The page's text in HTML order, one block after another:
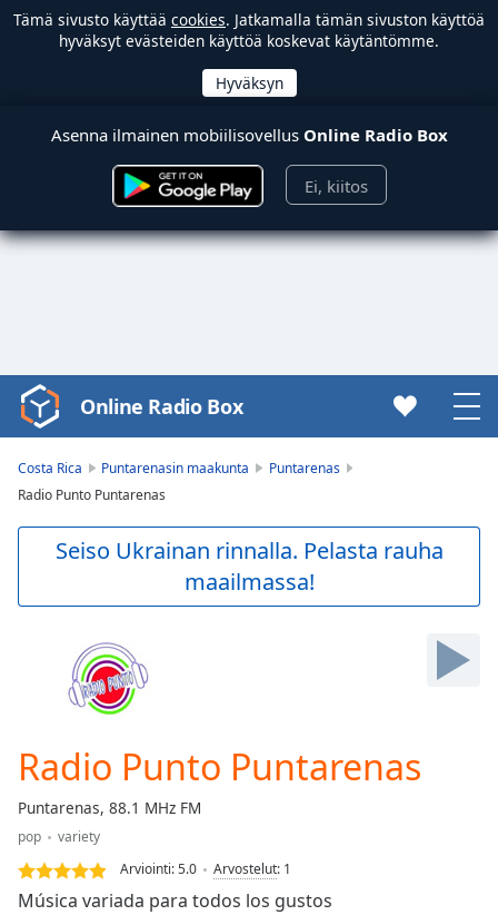
Tämä sivusto käyttää cookies. Jatkamalla tämän sivuston käyttöä
hyväksyt evästeiden käyttöä koskevat käytäntömme.
Asenna ilmainen mobiilisovellus Online Radio Box
Ei, kiitos
Video
Player
loading.
Video
Backward
Duration -:-
0.00%
Stream
TypeLIVE
Seek to
live,
Online Radio Box
Costa Rica Puntarenasin maakunta
Puntarenas
Radio Punto Puntarenas
Seiso Ukrainan rinnalla. Pelasta rauha
maailmassa!
Radio Punto Puntarenas
Puntarenas, 88.1 MHz FM
pop
variety
Arviointi:5.0 Arvostelut: 1
Música variada para todos los gustos